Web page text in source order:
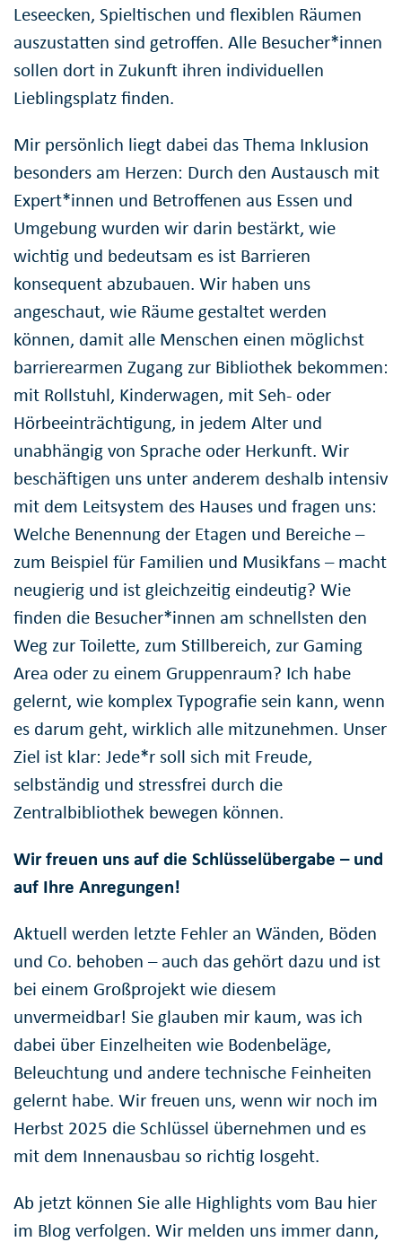
Leseecken, Spieltischen und flexiblen Räumen
auszustatten sind getroffen. Alle Besucher*innen
sollen dort in Zukunft ihren individuellen
Lieblingsplatz finden.
Mir persönlich liegt dabei das Thema Inklusion
besonders am Herzen: Durch den Austausch mit
Expert*innen und Betroffenen aus Essen und
Umgebung wurden wir darin bestärkt, wie
wichtig und bedeutsam es ist Barrieren
konsequent abzubauen. Wir haben uns
angeschaut, wie Räume gestaltet werden
können, damit alle Menschen einen möglichst
barrierearmen Zugang zur Bibliothek bekommen:
mit Rollstuhl, Kinderwagen, mit Seh- oder
Hörbeeinträchtigung, in jedem Alter und
unabhängig von Sprache oder Herkunft. Wir
beschäftigen uns unter anderem deshalb intensiv
mit dem Leitsystem des Hauses und fragen uns:
Welche Benennung der Etagen und Bereiche –
zum Beispiel für Familien und Musikfans – macht
neugierig und ist gleichzeitig eindeutig? Wie
finden die Besucher*innen am schnellsten den
Weg zur Toilette, zum Stillbereich, zur Gaming
Area oder zu einem Gruppenraum? Ich habe
gelernt, wie komplex Typografie sein kann, wenn
es darum geht, wirklich alle mitzunehmen. Unser
Ziel ist klar: Jede*r soll sich mit Freude,
selbständig und stressfrei durch die
Zentralbibliothek bewegen können.
Wir freuen uns auf die Schlüsselübergabe – und
auf Ihre Anregungen!
Aktuell werden letzte Fehler an Wänden, Böden
und Co. behoben – auch das gehört dazu und ist
bei einem Großprojekt wie diesem
unvermeidbar! Sie glauben mir kaum, was ich
dabei über Einzelheiten wie Bodenbeläge,
Beleuchtung und andere technische Feinheiten
gelernt habe. Wir freuen uns, wenn wir noch im
Herbst 2025 die Schlüssel übernehmen und es
mit dem Innenausbau so richtig losgeht.
Ab jetzt können Sie alle Highlights vom Bau hier
im Blog verfolgen. Wir melden uns immer dann,